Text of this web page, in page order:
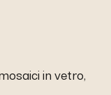
in vetro,